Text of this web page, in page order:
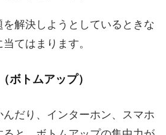
解決しようとしているときな
てはまります。
ボトムアップ）
だり、インターホン、スマホ